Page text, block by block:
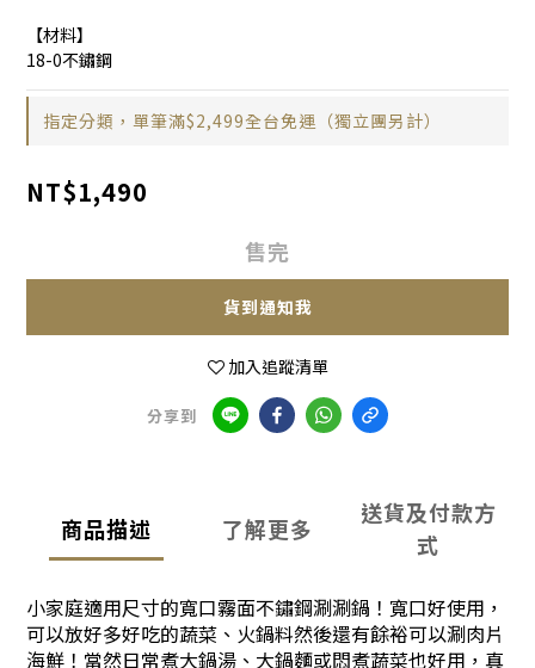
【材料】
18-0不鏽鋼
指定分類，單筆滿$2,499全台免運（獨立團另計）
NT$1,490
售完
貨到通知我
加入追蹤清單
分享到
商品描述 了解更多
送貨及付款方
式
小家庭適用尺寸的寬口霧面不鏽鋼涮涮鍋！寬口好使用，
可以放好多好吃的蔬菜、火鍋料然後還有餘裕可以涮肉片
海鮮！當然日常煮大鍋湯、大鍋麵或悶煮蔬菜也好用，真